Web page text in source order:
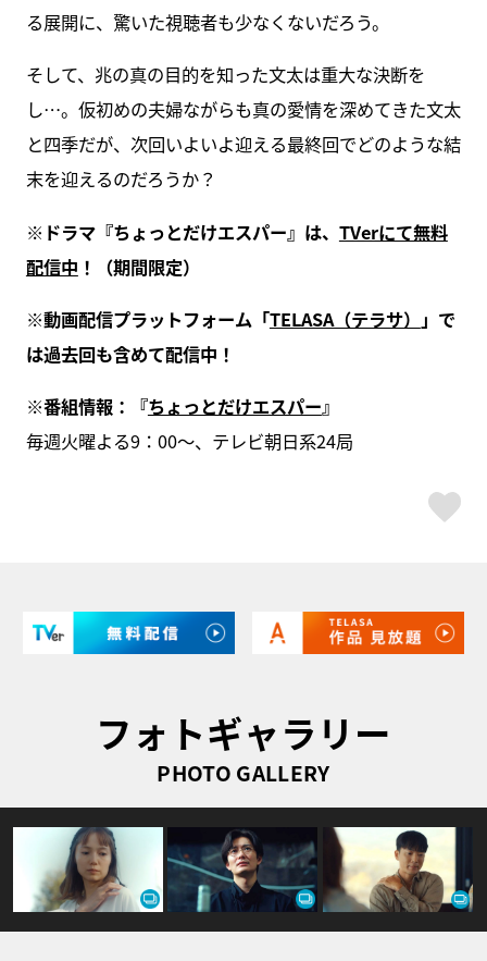
る展開に、驚いた視聴者も少なくないだろう。
そして、兆の真の目的を知った文太は重大な決断を
し…。仮初めの夫婦ながらも真の愛情を深めてきた文太
と四季だが、次回いよいよ迎える最終回でどのような結
末を迎えるのだろうか？
※ドラマ『ちょっとだけエスパー』は、 TVerにて無料
配信中 ！（期間限定）
※動画配信プラットフォーム「TELASA（テラサ） 」で
は過去回も含めて配信中！
※番組情報：『ちょっとだけエスパー』
毎週火曜よる9：00～、テレビ朝日系24局
フォトギャラリー
PHOTO GALLERY